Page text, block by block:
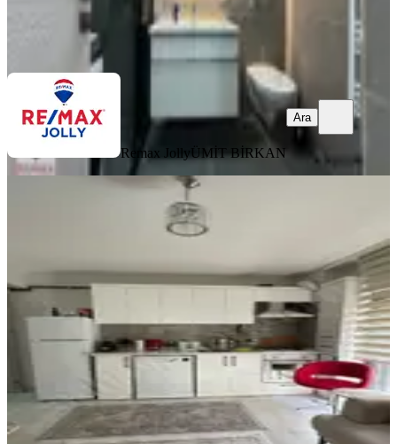
ÜMİT BİRKAN
Remax JollyÜMİT BİRKAN
Ara
Bornova Merkezde Kiralık Lüks
Eşyalı 1+1 Daire
1+1·55 m²·2. Kat·07.08.2026
Kroki Gayrimenkul BornovaMetin Kabulcü
Ara